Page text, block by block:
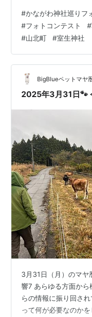
https://
いていたブログはこち
https://
です。 https://
#かながわ神社巡りフ
#フォトコンテスト #
#山北町 #室生神社
BigBlueペットマヤ
2025年3月31日🐾
3月31日（月）のマ
響7 あらゆる方面か
らの情報に振り回さ
って何が必要なのか